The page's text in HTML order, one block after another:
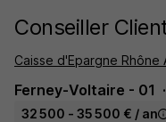
Conseiller
Caisse d'Epargne Rhône
Ferney-Voltaire - 01
32 500 - 35 500 € / an